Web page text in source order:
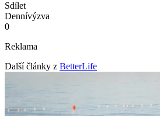
Sdílet
Dennívýzva
0
Reklama
Další články z BetterLife